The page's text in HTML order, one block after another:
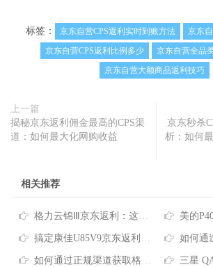
标签： 京东自营CPS返利实时到账方法
京东
京东自营CPS返利比例多少
京东自营全品
京东自营大额商品返利技巧
上一篇
揭秘京东返利佣金最高的CPS渠
道：如何最大化网购收益
京东秒杀
析：如何
相关推荐
格力云锦Ⅲ京东返利：这样买空调最多能省多少钱？ 美的P40京东返
搞定康佳U85V9京东返利，这样买电视最省钱 如何通过格力
如何通过正规渠道获取格力云佳系列京东返利 三星